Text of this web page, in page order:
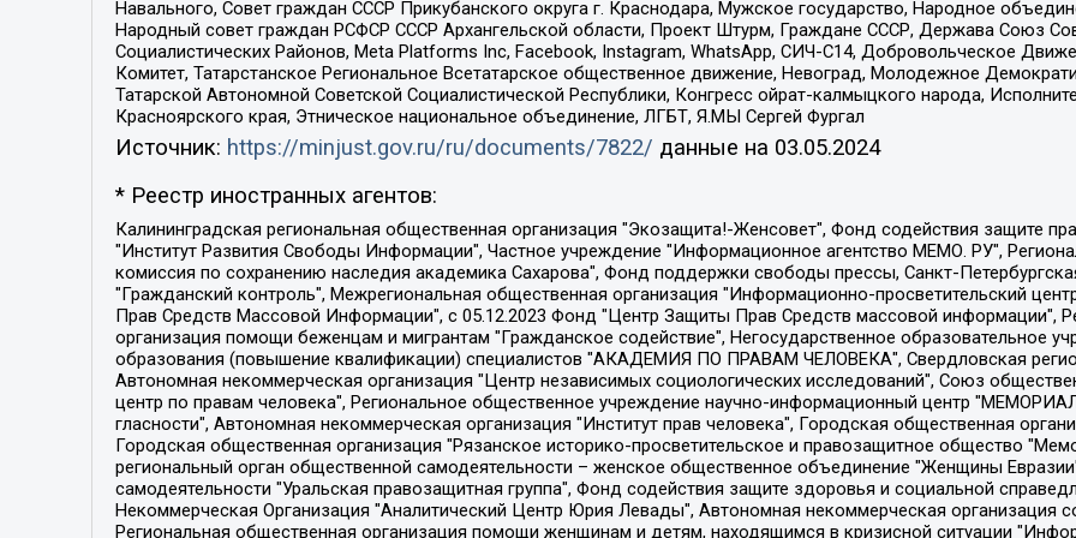
Навального, Совет граждан СССР Прикубанского округа г. Краснодара, Мужское государство, Народное
Народный совет граждан РСФСР СССР Архангельской области, Проект Штурм, Граждане СССР, Держава Союз
Социалистических Районов, Meta Platforms Inc, Facebook, Instagram, WhatsApp, СИЧ-С14, Добровольческое
Комитет, Татарстанское Региональное Всетатарское общественное движение, Невоград, Молодежное
Татарской Автономной Советской Социалистической Республики, Конгресс ойрат-калмыцкого народа,
Красноярского края, Этническое национальное объединение, ЛГБТ, Я.МЫ Сергей Фургал
Источник: https://minjust.gov.ru/ru/documents/7822/ данные на 03.05.2024
* Реестр иностранных агентов:
Калининградская региональная общественная организация "Экозащита!-Женсовет", Фонд содействия защите прав и свобод граждан "Общественный вердикт", Фонд "Институт Развития Свободы Информации", Частное учреждение "Информационное агентство МЕМО. РУ", Региональная общественная организация "Общественная комиссия по сохранению наследия академика Сахарова", Фонд поддержки свободы прессы, Санкт-Петербургская общественная правозащитная организация "Гражданский контроль", Межрегиональная общественная организация "Информационно-просветительский центр "Мемориал", Региональный Фонд "Центр Защиты Прав Средств Массовой Информации", с 05.12.2023 Фонд "Центр Защиты Прав Средств массовой информации", Региональная общественная благотворительная организация помощи беженцам и мигрантам "Гражданское содействие", Негосударственное образовательное учреждение дополнительного профессионального образования (повышение квалификации) специалистов "АКАДЕМИЯ ПО ПРАВАМ ЧЕЛОВЕКА", Свердловская региональная общественная организация "Сутяжник", Автономная некоммерческая организация "Центр независимых социологических исследований", Союз общественных объединений "Российский исследовательский центр по правам человека", Региональное общественное учреждение научно-информационный центр "МЕМОРИАЛ", Некоммерческая организация "Фонд защиты гласности", Автономная некоммерческая организация "Институт прав человека", Городская общественная организация "Екатеринбургское общество "МЕМОРИАЛ", Городская общественная организация "Рязанское историко-просветительское и правозащитное общество "Мемориал" (Рязанский Мемориал), Челябинский региональный орган общественной самодеятельности – женское общественное объединение "Женщины Евразии", Челябинский региональный орган общественной самодеятельности "Уральская правозащитная группа", Фонд содействия защите здоровья и социальной справедливости имени Андрея Рылькова, Автономная Некоммерческая Организация "Аналитический Центр Юрия Левады", Автономная некоммерческая организация социальной поддержки населения "Проект Апрель", Региональная общественная организация помощи женщинам и детям, находящимся в кризисной ситуации "Информационно-методический центр "Анна", Фонд содействия развитию массовых коммуникаций и правовому просвещению "Так-так-Так", Фонд содействия устойчивому развитию "Серебряная тайга", Свердловский региональный общественный фонд социальных проектов "Новое время", "Idel.Реалии", Кавказ.Реалии, Крым.Реалии, Телеканал Настоящее Время, Татаро-башкирская служба Радио Свобода (Azatliq Radiosi), Радио Свободная Европа/Радио Свобода (PCE/PC), "Сибирь.Реалии", "Фактограф", Благотворительный фонд помощи осужденным и их семьям, Автономная некоммерческая организация "Институт глобализации и социальных движений", Фонд "В защиту прав заключенных", Частное учреждение "Центр поддержки и содействия развитию средств массовой информации", Пензенский региональный общественный благотворительный фонд "Гражданский союз", "Север.Реалии", Некоммерческая организация Фонд "Правовая инициатива", Общество с ограниченной ответственностью "Радио Свободная Европа/Радио Свобода", Чешское информационное агентство "MEDIUM-ORIENT", Красноярская региональная общественная организация "Мы против СПИДа", Камалягин Денис Николаевич, Маркелов Сергей Евгеньевич, Пономарев Лев Александрович, Савицкая Людмила Алексеевна, Автономная некоммерческая организация "Центр по работе с проблемой насилия "НАСИЛИЮ.НЕТ", Межрегиональный профессиональный союз работников здравоохранения "Альянс врачей", Юридическое лицо, зарегистрированное в Латвийской Республике, SIA "Medusa Project" (регистрационный номер 40103797863, дата регистрации 10.06.2014), Некоммерческая организация "Фонд по борьбе с коррупцией", Автономная некоммерческая организация "Институт права и публичной политики", Баданин Роман Сергеевич, Гликин Максим Александрович, Железнова Мария Михайловна, Лукьянова Юлия Сергеевна, Маетная Елизавета Витальевна, Маняхин Петр Борисович, Чуракова Ольга Владимировна, Ярош Юлия Петровна, Юридическое лицо "The Insider SIA", зарегистрированное в Риге, Латвийская Республика (дата регистрации 26.06.2015), являющееся администратором доменного имени интернет-издания "The Insider SIA", https://theins.ru, Постернак Алексей Евгеньевич, Рубин Михаил Аркадьевич, Анин Роман Александрович, Юридическое лицо Istories fonds, зарегистрированное в Латвийской Республике (регистрационный номер 50008295751, дата регистрации 24.02.2020), Великовский Дмитрий Александрович, Долинина Ирина Николаевна, Мароховская Алеся Алексеевна, Шлейнов Роман Юрьевич, Шмагун Олеся Валентиновна, Общество с ограниченной ответственностью "Альтаир 2021", Общество с ограниченной ответственностью "Вега 2021", Общество с ограниченной ответственностью "Главный редактор 2021", Общество с ограниченной ответственностью "Ромашки монолит", Важенков Артем Валерьевич, Ивановская областная общественная организация "Центр гендерных исследований", Гурман Юрий Альбертович, Медиапроект "ОВД-Инфо", Егоров Владимир Владимирович, Жилинский Владимир Александрович, Общество с ограниченной ответственностью "ЗП", Иванова София Юрьевна, Карезина Инна Павловна, Кильтау Екатерина Викторовна, Петров Алексей Викторович, Пискунов Сергей Евгеньевич, Смирнов Сергей Сергеевич, Тихонов Михаил Сергеевич, Общество с ограниченной ответственностью "ЖУРНАЛИСТ-ИНОСТРАННЫЙ АГЕНТ", Арапова Галина Юрьевна, Вольтская Татьяна Анатольевна, Американская компания "Mason G.E.S. Anonymous Foundation" (США), являющаяся владельцем интернет-издания https://mnews.world/, Компания "Stichting Bellingcat", зарегистрированная в Нидерландах (дата регистрации 11.07.2018), Захаров Андрей Вячеславович, Клепиковская Екатерина Дмитриевна, Общество с ограниченной ответственностью "МЕМО", Перл Роман Александрович, Симонов Евгений Алексеевич, Соловьева Елена Анатольевна, Сотников Даниил Владимирович, Сурначева Елизавета Дмитриевна, Автономная некоммерческая организация по защите прав человека и информированию населения "Якутия – Наше Мнение", Общество с ограниченной ответственностью "Москоу диджитал медиа", с 26.01.2023 Общество с ограниченной ответственностью "Чайка Белые сады", Ветошкина Валерия Валерьевна, Заговора Максим Александрович, Межрегиональное общественное движение "Российская ЛГБТ - сеть", Оленичев Максим Владимирович, Павлов Иван Юрьевич, Скворцова Елена Сергеевна, Общество с ограниченной ответственностью "Как бы инагент", Кочетков Игорь Викторович, Общество с ограниченной ответственностью "Честные выборы", Еланчик Олег Александрович, Общество с ограниченной ответственностью "Нобелевский призыв", Гималова Регина Эмилевна, Григорьев Андрей Валерьевич, Григорьева Алина Александровна, Ассоциация по содействию защите прав призывников, альтернативнослужащих и военнослужащих "Правозащитная группа